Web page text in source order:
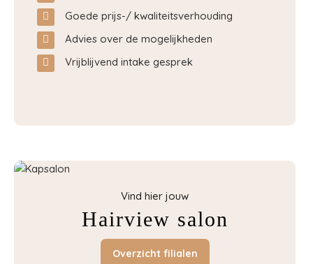
Goede prijs-/ kwaliteitsverhouding
Advies over de mogelijkheden
Vrijblijvend intake gesprek
Vind hier jouw
Hairview salon
Overzicht filialen